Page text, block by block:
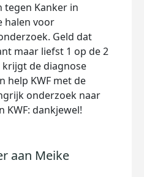
tegen Kanker in
halen voor
Geld dat
maar liefst 1 op de 2
de diagnose
help KWF met de
onderzoek naar
KWF: dankjewel!
aan Meike